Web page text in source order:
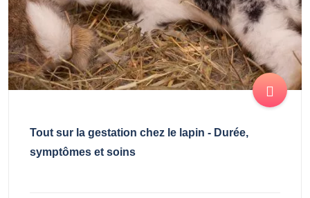
Tout sur la gestation chez le lapin - Durée,
symptômes et soins